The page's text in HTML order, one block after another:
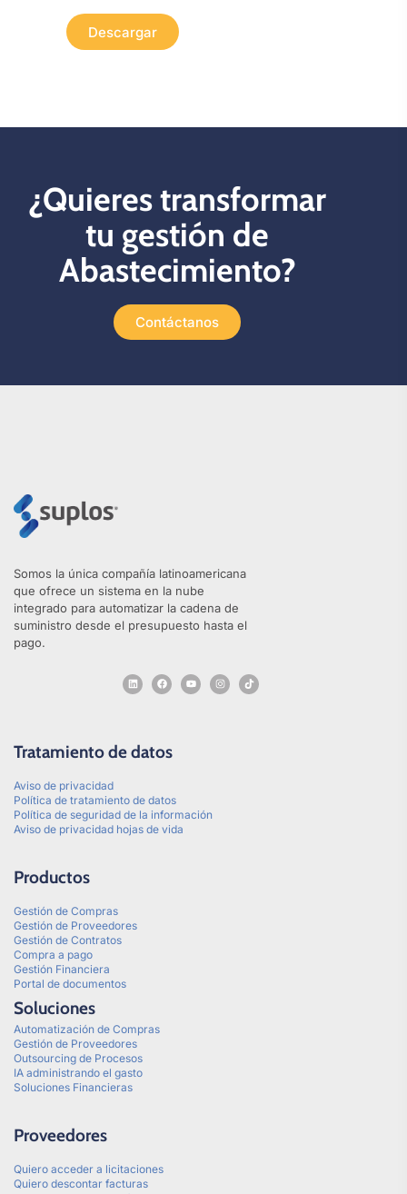
Descargar
¿Quieres transformar
tu gestión de
Abastecimiento?
Contáctanos
Somos la única compañía latinoamericana
que ofrece un sistema en la nube
integrado para automatizar la cadena de
suministro desde el presupuesto hasta el
pago.
Tratamiento de datos
Aviso de privacidad
Política de tratamiento de datos
Política de seguridad de la información
Aviso de privacidad hojas de vida
Productos
Gestión de Compras
Gestión de Proveedores
Gestión de Contratos
Compra a pago
Gestión Financiera
Portal de documentos
Soluciones
Automatización de Compras
Gestión de Proveedores
Outsourcing de Procesos
IA administrando el gasto
Soluciones Financieras
Proveedores
Quiero acceder a licitaciones
Quiero descontar facturas